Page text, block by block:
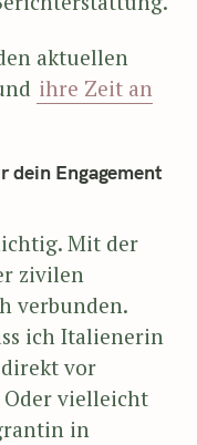
aktuellen
ihre Zeit an
dein Engagement
Mit der
zivilen
verbunden.
ich Italienerin
direkt vor
Oder vielleicht
in